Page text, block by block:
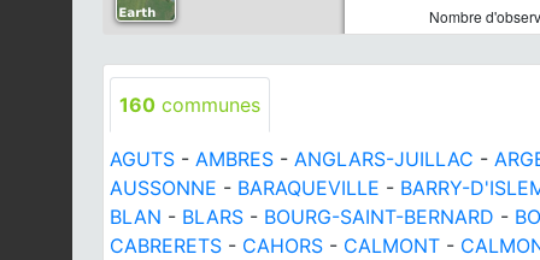
Nombre
160 communes
AGUTS - AMBRES - ANGLARS-JUILLAC -
AUSSONNE - BARAQUEVILLE - BARRY-
BLAN - BLARS - BOURG-SAINT-BERNARD -
CABRERETS - CAHORS - CALMONT -